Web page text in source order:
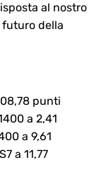
al nostro
futuro della
punti
a 2,41
a 9,61
a 11,77